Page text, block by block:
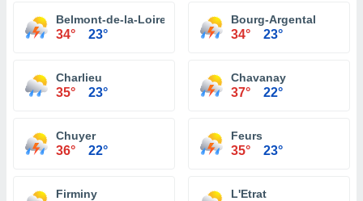
Belmont-de-la-Loire
34° 23°
Bourg-Argental
34° 23°
Charlieu
35° 23°
Chavanay
37° 22°
Chuyer
36° 22°
Feurs
35° 23°
Firminy L'Etrat